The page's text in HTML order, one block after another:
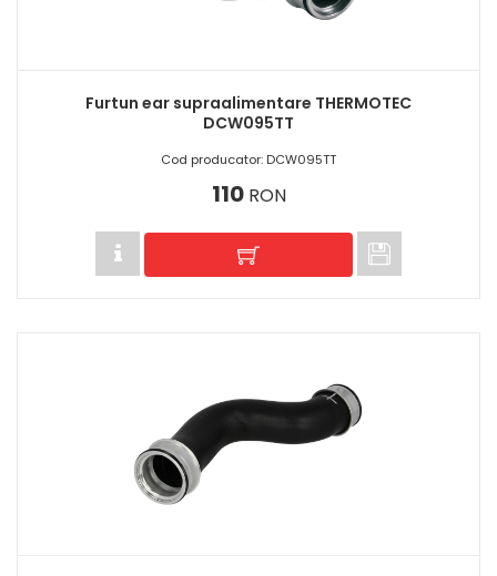
Furtun ear supraalimentare THERMOTEC
DCW095TT
Cod producator: DCW095TT
110RON